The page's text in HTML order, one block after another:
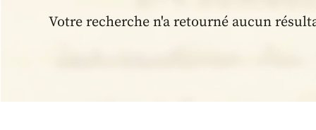
Votre recherche n'a retourné aucun